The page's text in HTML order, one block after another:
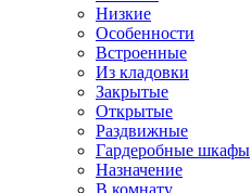
Низкие
Особенности
Встроенные
Из кладовки
Закрытые
Открытые
Раздвижные
Гардеробные шкафы
Назначение
В комнату